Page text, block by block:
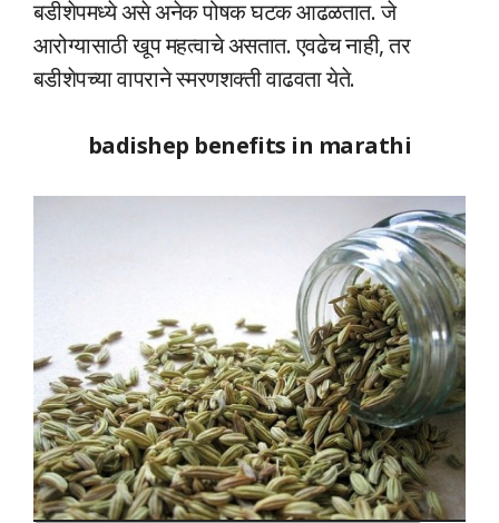
बडीशेपमध्ये असे अनेक पोषक घटक आढळतात. जे
आरोग्यासाठी खूप महत्वाचे असतात. एवढेच नाही, तर
बडीशेपच्या वापराने स्मरणशक्ती वाढवता येते.
badishep benefits in marathi